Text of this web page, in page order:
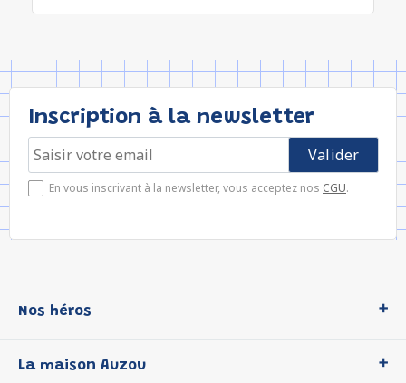
Inscription à la newsletter
En vous inscrivant à la newsletter, vous acceptez nos CGU.
Nos héros
P'tit Loup
La maison Auzou